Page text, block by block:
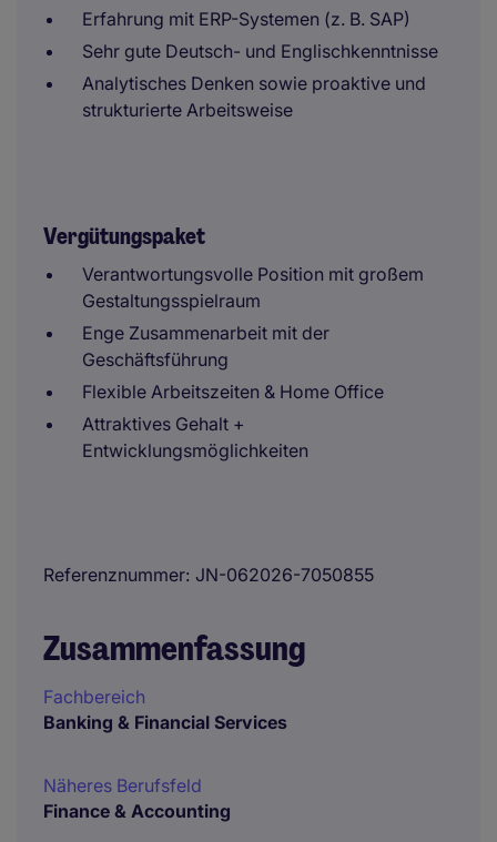
Erfahrung mit ERP-Systemen (z. B. SAP)
Sehr gute Deutsch- und Englischkenntnisse
Analytisches Denken sowie proaktive und
strukturierte Arbeitsweise
Vergütungspaket
Verantwortungsvolle Position mit großem
Gestaltungsspielraum
Enge Zusammenarbeit mit der
Geschäftsführung
Flexible Arbeitszeiten & Home Office
Attraktives Gehalt +
Entwicklungsmöglichkeiten
Referenznummer JN-062026-7050855
Zusammenfassung
Fachbereich
Banking & Financial Services
Näheres Berufsfeld
Finance & Accounting